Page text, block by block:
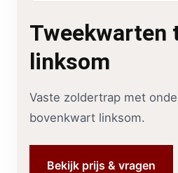
Tweekwarten
linksom
Vaste zoldertrap met
bovenkwart linksom.
Bekijk prijs & vragen